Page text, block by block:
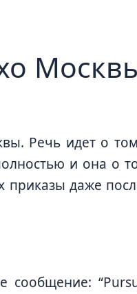
Речь идет о
и она о
приказы даже
сообщение: